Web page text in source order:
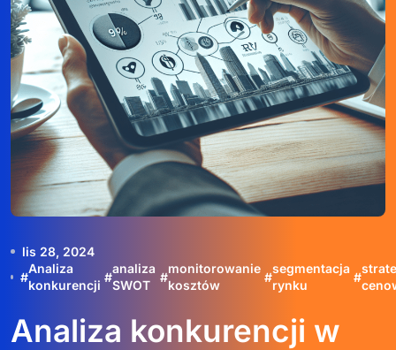
lis 28, 2024
#
Analiza
konkurencji
#
analiza
SWOT
#
monitorowanie
kosztów
#
segmentacja
rynku
#
Analiza konkurencji w